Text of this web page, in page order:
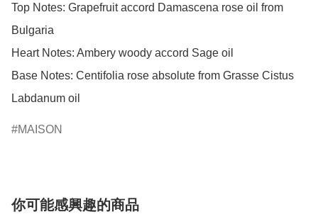
Top Notes: Grapefruit accord Damascena rose oil from
Bulgaria
Heart Notes: Ambery woody accord Sage oil
Base Notes: Centifolia rose absolute from Grasse Cistus
Labdanum oil
MAISON
你可能感興趣的商品